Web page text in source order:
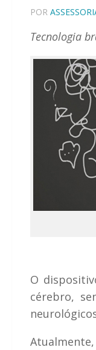
POR
Tecnologia
O
cérebro,